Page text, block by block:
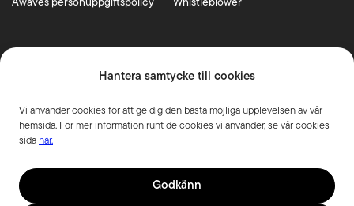
Hantera samtycke till cookies
Vi använder cookies för att ge dig den bästa möjliga upplevelsen av vår
hemsida. För mer information runt de cookies vi använder, se vår cookies
sida här.
Godkänn
Awaves personuppgiftspolicy Whistleblower